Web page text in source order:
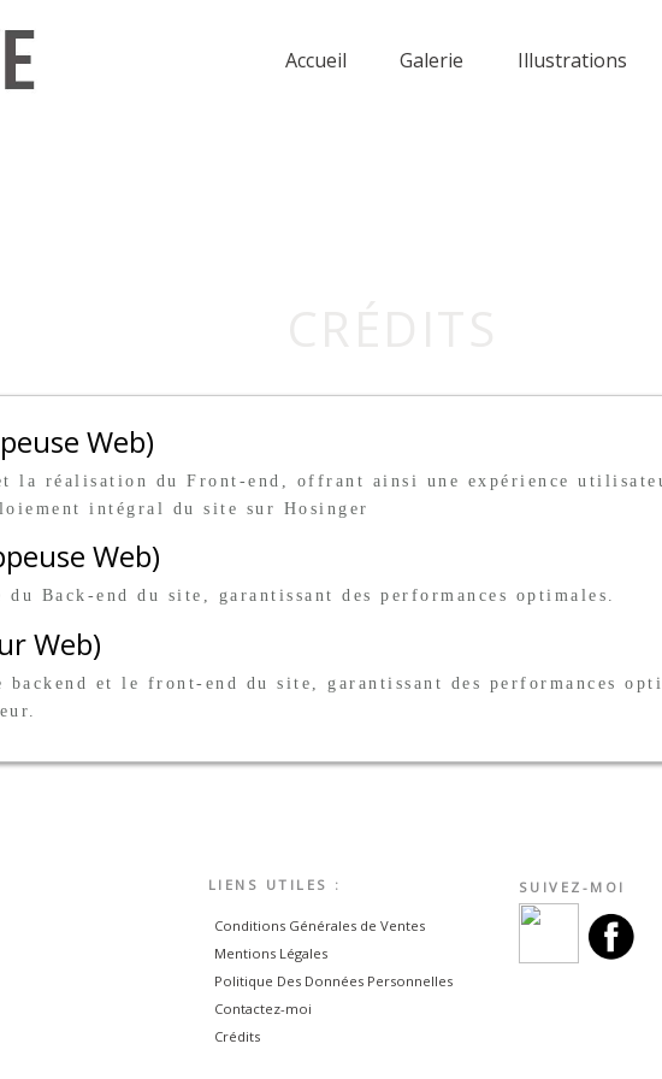
Accueil Galerie Illustrations
Web)
la réalisation du Front-end, offrant ainsi une expérience
intégral du site sur Hosinger
Web)
Back-end du site, garantissant des performances optimales.
Web)
et le front-end du site, garantissant des performances
LIENS UTILES :
Conditions Générales de Ventes
Mentions Légales
Politique Des Données Personnelles
Contactez-moi
Crédits
SUIVEZ-MOI